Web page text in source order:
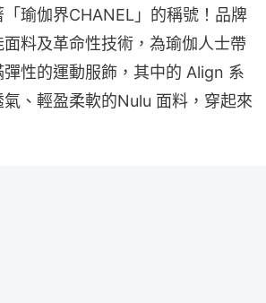
瑜伽界CHANEL」的稱號！品牌
料及革命性技術，為瑜伽人士帶
性的運動服飾，其中的 Align 系
、輕盈柔軟的Nulu 面料，穿起來